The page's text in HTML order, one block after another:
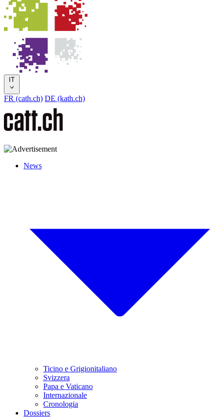
IT
FR (cath.ch) DE (kath.ch)
News
Ticino e Grigionitaliano
Svizzera
Papa e Vaticano
Internazionale
Cronologia
Dossiers